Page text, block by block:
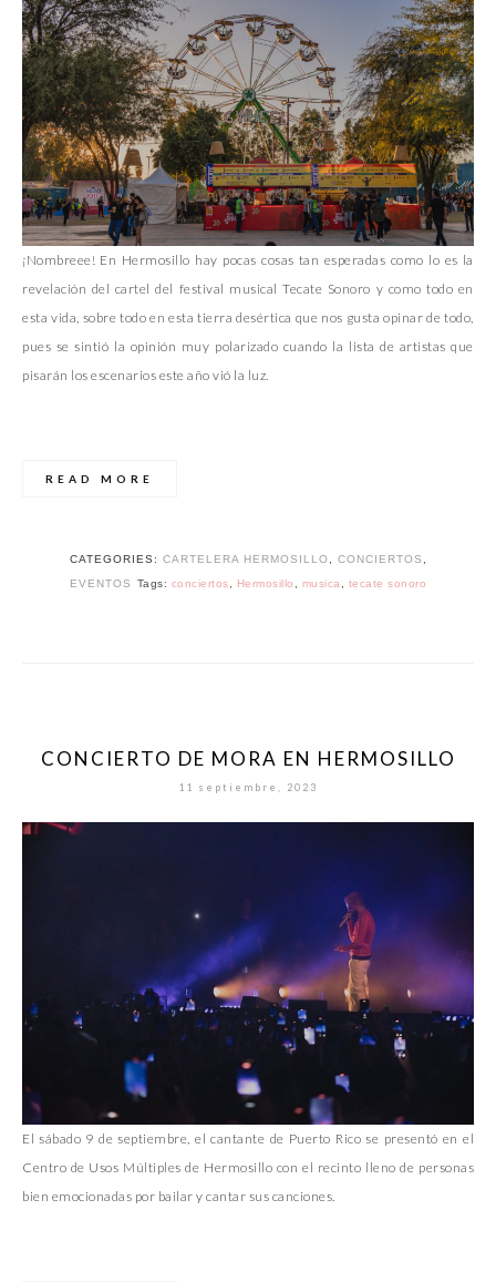
¡Nombreee! En Hermosillo hay pocas cosas tan esperadas como lo es la
revelación del cartel del festival musical Tecate Sonoro y como todo en
esta vida, sobre todo en esta tierra desértica que nos gusta opinar de todo,
pues se sintió la opinión muy polarizado cuando la lista de artistas que
pisarán los escenarios este año vió la luz.
READ MORE
CATEGORIES: CARTELERA HERMOSILLO CONCIERTOS
EVENTOS
Tags: conciertos Hermosillo musica tecate sonoro
CONCIERTO DE MORA EN HERMOSILLO
11 septiembre, 2023
El sábado 9 de septiembre, el cantante de Puerto Rico se presentó en el
Centro de Usos Múltiples de Hermosillo con el recinto lleno de personas
bien emocionadas por bailar y cantar sus canciones.